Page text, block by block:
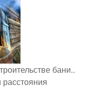
бани..